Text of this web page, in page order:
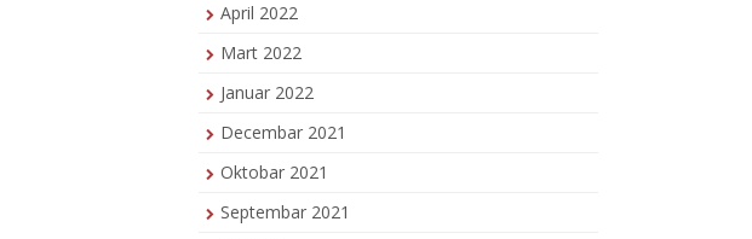
April 2022
Mart 2022
Januar 2022
Decembar 2021
Oktobar 2021
Septembar 2021